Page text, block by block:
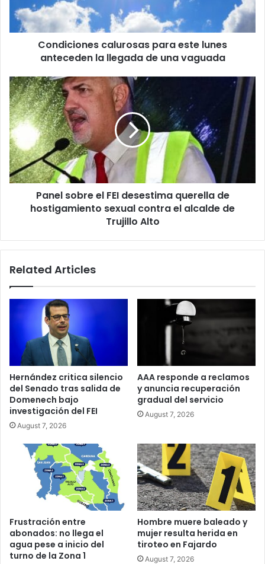
llegada
de
Condiciones calurosas para este lunes
anteceden la llegada de una vaguada
Panel
sobre
el
FEI
desestima
querella
de
hostigamiento
sexual
Trujillo
Panel sobre el FEI desestima querella de
hostigamiento sexual contra el alcalde de
Trujillo Alto
Related Articles
Hernández critica silencio
del Senado tras salida de
Domenech bajo
investigación del FEI
August 7, 2026
AAA responde a reclamos
y anuncia recuperación
gradual del servicio
August 7, 2026
Frustración entre
abonados: no llega el
agua pese a inicio del
turno de la Zona 1
Hombre muere baleado y
mujer resulta herida en
tiroteo en Fajardo
August 7, 2026